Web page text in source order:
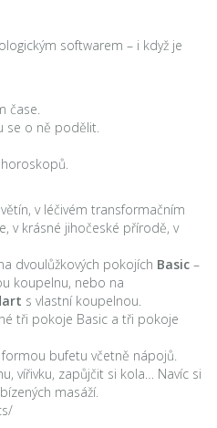
softwarem – i když je
čase.
se o ně podělit.
v léčivém transformačním
v krásné jihočeské přírodě, v
dvoulůžkových pokojích Basic –
koupelnu, nebo na
s vlastní koupelnou.
tři pokoje Basic a tři pokoje
bufetu včetně nápojů.
vířivku, zapůjčit si kola… Navíc si
masáží.